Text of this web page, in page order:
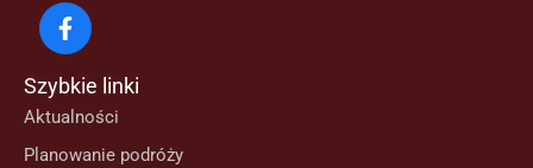
Szybkie linki
Aktualności
Planowanie podróży